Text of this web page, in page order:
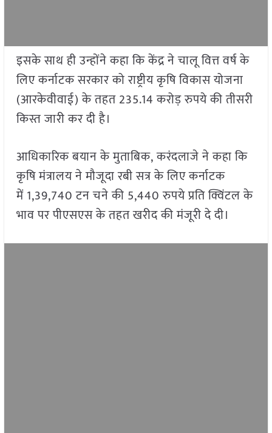
इसके साथ ही उन्होंने कहा कि केंद्र ने चालू वित्त वर्ष के
लिए कर्नाटक सरकार को राष्ट्रीय कृषि विकास योजना
(आरकेवीवाई) के तहत 235.14 करोड़ रुपये की तीसरी
किस्त जारी कर दी है।
आधिकारिक बयान के मुताबिक, करंदलाजे ने कहा कि
कृषि मंत्रालय ने मौजूदा रबी सत्र के लिए कर्नाटक
में 1,39,740 टन चने की 5,440 रुपये प्रति क्विंटल के
भाव पर पीएसएस के तहत खरीद की मंजूरी दे दी।